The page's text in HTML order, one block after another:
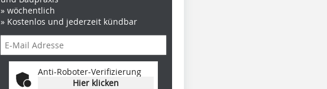
» wöchentlich
» Kostenlos und jederzeit kündbar
Anti-Roboter-Verifizierung
Hier klicken